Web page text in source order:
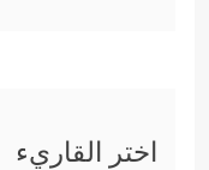
اختر القاريء